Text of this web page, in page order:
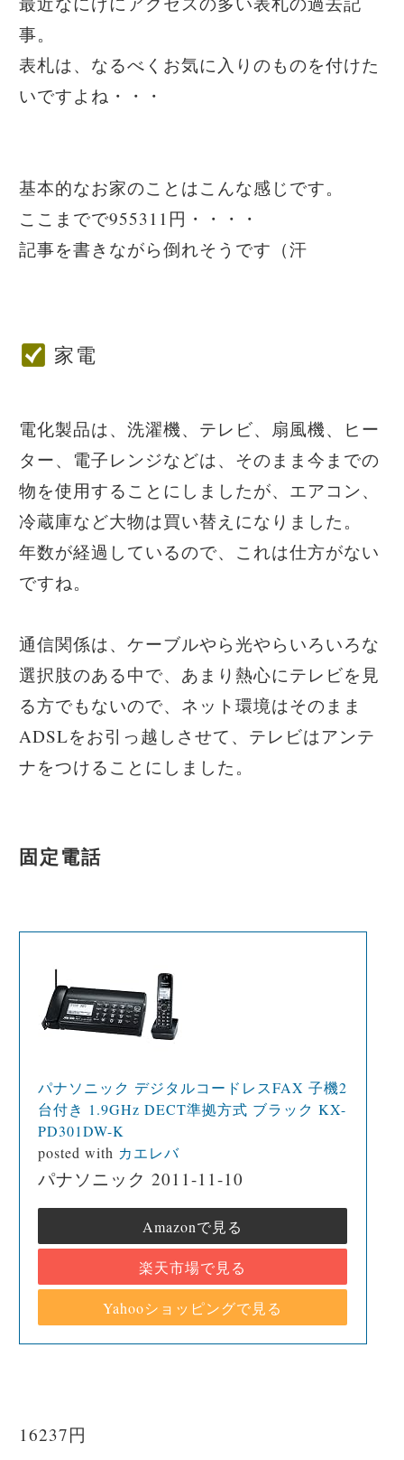
事。
表札は、なるべくお気に入りのものを付けた
いですよね・・・
基本的なお家のことはこんな感じです。
ここまでで955311円・・・・
記事を書きながら倒れそうです（汗
家電
電化製品は、洗濯機、テレビ、扇風機、ヒー
ター、電子レンジなどは、そのまま今までの
物を使用することにしましたが、エアコン、
冷蔵庫など大物は買い替えになりました。
年数が経過しているので、これは仕方がない
ですね。
通信関係は、ケーブルやら光やらいろいろな
選択肢のある中で、あまり熱心にテレビを見
る方でもないので、ネット環境はそのまま
ADSLをお引っ越しさせて、テレビはアンテ
ナをつけることにしました。
固定電話
パナソニック デジタルコードレスFAX 子機2
台付き 1.9GHz DECT準拠方式 ブラック KX-
PD301DW-K
posted with カエレバ
パナソニック 2011-11-10
Amazonで見る
楽天市場で見る
Yahooショッピングで見る
16237円